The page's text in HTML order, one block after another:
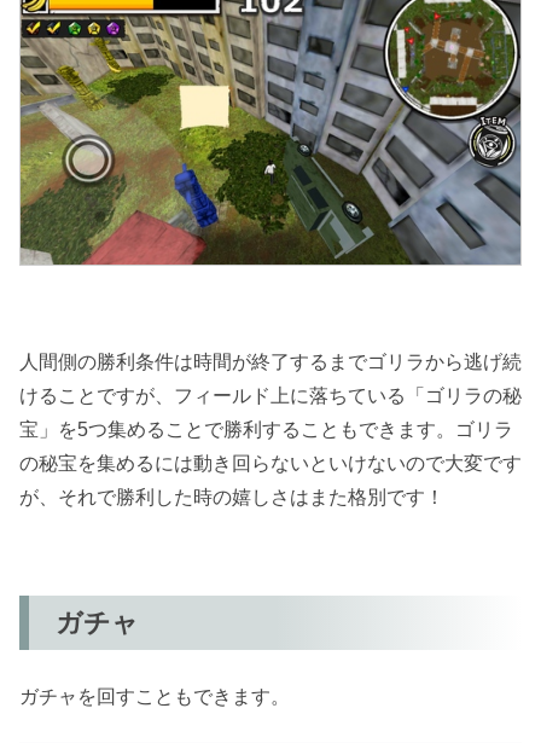
人間側の勝利条件は時間が終了するまでゴリラから逃げ続
けることですが、フィールド上に落ちている「ゴリラの秘
宝」を5つ集めることで勝利することもできます。ゴリラ
の秘宝を集めるには動き回らないといけないので大変です
が、それで勝利した時の嬉しさはまた格別です！
ガチャ
ガチャを回すこともできます。